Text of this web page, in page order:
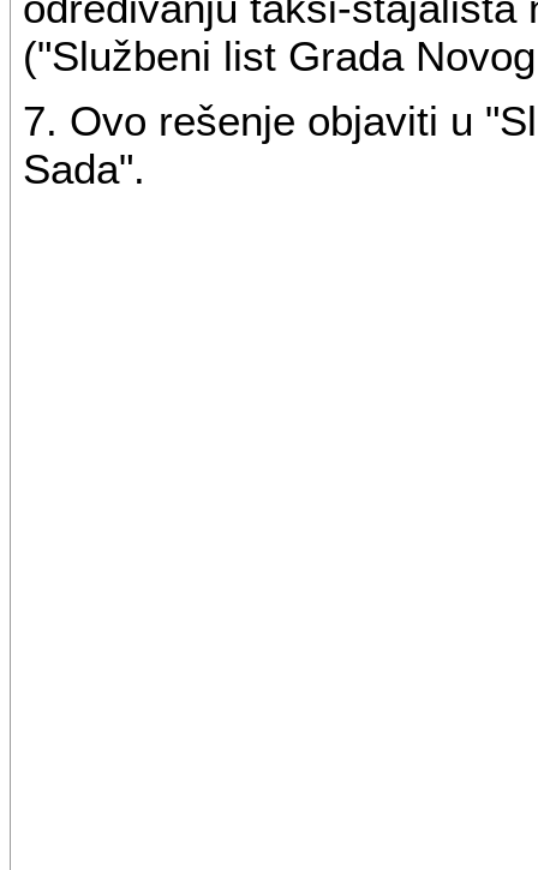
("Službeni list Grada
7. Ovo rešenje objaviti u
Sada".